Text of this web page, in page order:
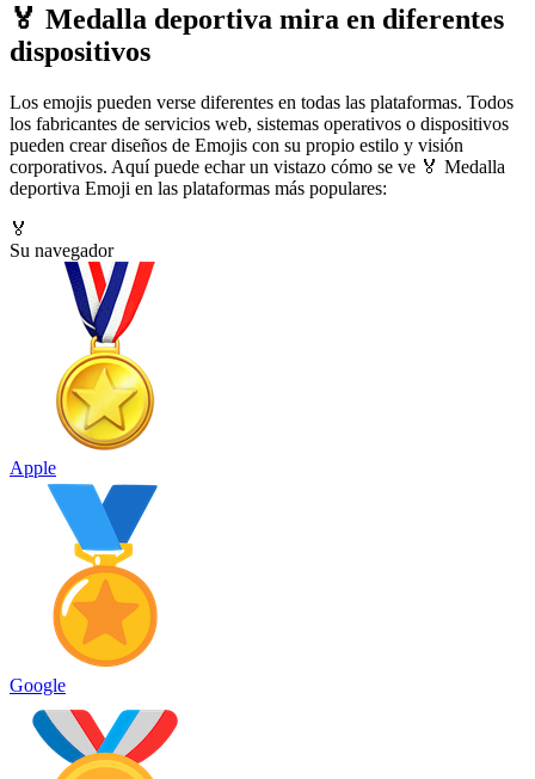
🏅 Medalla deportiva mira en diferentes
dispositivos
Los emojis pueden verse diferentes en todas las plataformas. Todos
los fabricantes de servicios web, sistemas operativos o dispositivos
pueden crear diseños de Emojis con su propio estilo y visión
corporativos. Aquí puede echar un vistazo cómo se ve 🏅 Medalla
deportiva Emoji en las plataformas más populares:
🏅
Su navegador
Apple
Google